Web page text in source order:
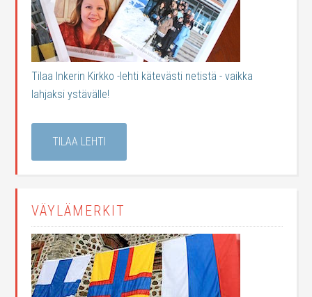
Tilaa Inkerin Kirkko -lehti kätevästi netistä - vaikka
lahjaksi ystävälle!
TILAA LEHTI
VÄYLÄMERKIT